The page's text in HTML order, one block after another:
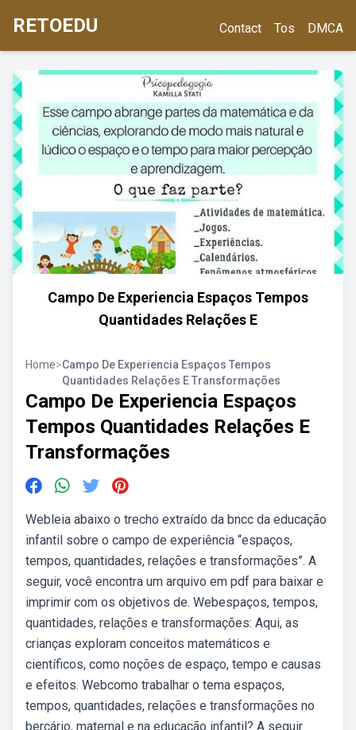
RETOEDU Contact Tos DMCA
Campo De Experiencia Espaços Tempos
Quantidades Relações E
Home>Campo De Experiencia Espaços Tempos
Quantidades Relações E Transformações
Campo De Experiencia Espaços
Tempos Quantidades Relações E
Transformações
Webleia abaixo o trecho extraído da bncc da educação
infantil sobre o campo de experiência “espaços,
tempos, quantidades, relações e transformações”. A
seguir, você encontra um arquivo em pdf para baixar e
imprimir com os objetivos de. Webespaços, tempos,
quantidades, relações e transformações: Aqui, as
crianças exploram conceitos matemáticos e
científicos, como noções de espaço, tempo e causas
e efeitos. Webcomo trabalhar o tema espaços,
tempos, quantidades, relações e transformações no
berçário, maternal e na educação infantil? A seguir